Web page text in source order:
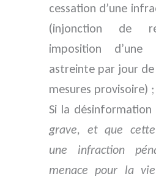
cessation d’une
(injonction de
imposition
astreinte par jour
mesures provisoire) ;
Si la désinformation
grave, et que
une infraction
menace pour la